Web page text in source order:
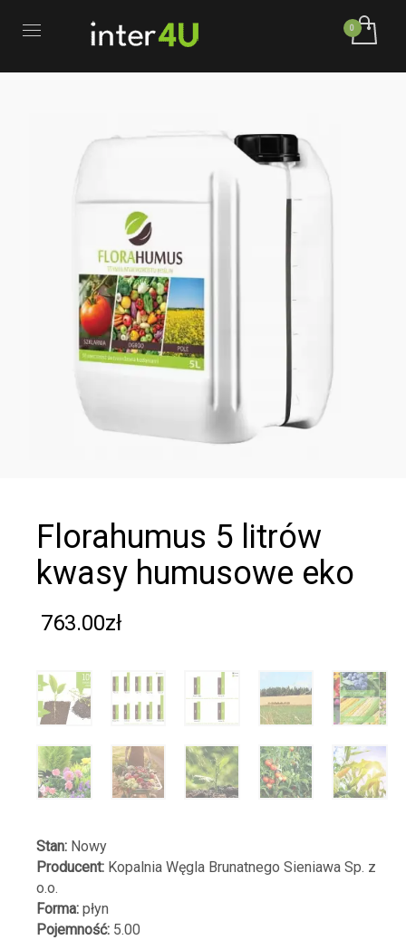
florahumus 5 litrów
kwasy humusowe eko
763.00zł
Stan: Nowy
Producent: Kopalnia Węgla Brunatnego Sieniawa Sp. z
o.o.
Forma: płyn
Pojemność: 5.00